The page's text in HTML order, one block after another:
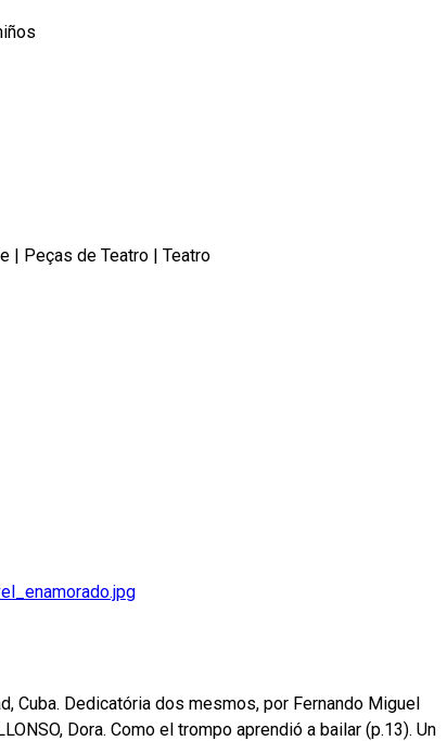
Peças de Teatro Teatro
Cuba. Dedicatória dos mesmos, por Fernando Miguel
Dora. Como el trompo aprendió a bailar (p.13). Un